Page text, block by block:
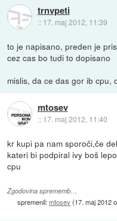
trnvpeti
:: 17. maj 2012, 11:39
to je napisano, preden je
cez cas bo tudi to dopisano
mislis, da ce das gor ib cpu,
mtosev
:: 17. maj 2012, 11:40
kr kupi pa nam sporoči,če
kateri bi podpiral ivy boš
cpu
Zgodovina sprememb…
spremenil:mtosev(17. maj 2012